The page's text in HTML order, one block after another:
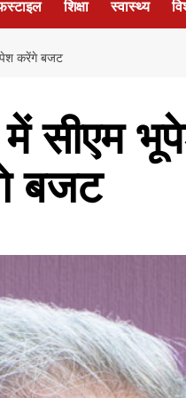
शिक्षा स्वास्थ्य
पेश करेंगे बजट
में सीएम
बजट